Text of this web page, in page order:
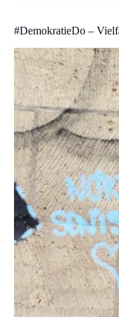
Vielfalt:
SCHLAU-
Digi-
Dialog
#DemokratieDo –